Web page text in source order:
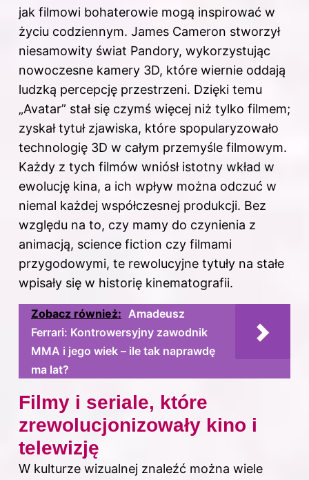
jak filmowi bohaterowie mogą inspirować w
życiu codziennym. James Cameron stworzył
niesamowity świat Pandory, wykorzystując
nowoczesne kamery 3D, które wiernie oddają
ludzką percepcję przestrzeni. Dzięki temu
„Avatar” stał się czymś więcej niż tylko filmem;
zyskał tytuł zjawiska, które spopularyzowało
technologię 3D w całym przemyśle filmowym.
Każdy z tych filmów wniósł istotny wkład w
ewolucję kina, a ich wpływ można odczuć w
niemal każdej współczesnej produkcji. Bez
względu na to, czy mamy do czynienia z
animacją, science fiction czy filmami
przygodowymi, te rewolucyjne tytuły na stałe
wpisały się w historię kinematografii.
Zobacz również: Amadeusz
Ferrari: Kontrowersyjny zawodnik
MMA i jego wiek – ile tak naprawdę
ma lat?
Filmy i seriale, które
zrewolucjonizowały kino i
telewizję
W kulturze wizualnej znaleźć można wiele